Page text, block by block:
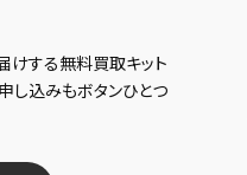
けする無料買取キット
し込みもボタンひとつ